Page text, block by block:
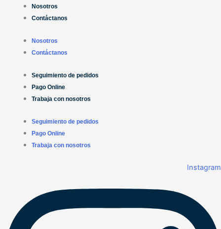
Nosotros
Contáctanos
Nosotros
Contáctanos
Seguimiento de pedidos
Pago Online
Trabaja con nosotros
Seguimiento de pedidos
Pago Online
Trabaja con nosotros
Instagram
Búsqueda
Búsqueda